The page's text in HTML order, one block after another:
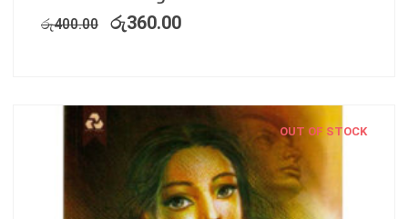
රු400.00 රු360.00
OUT OF STOCK